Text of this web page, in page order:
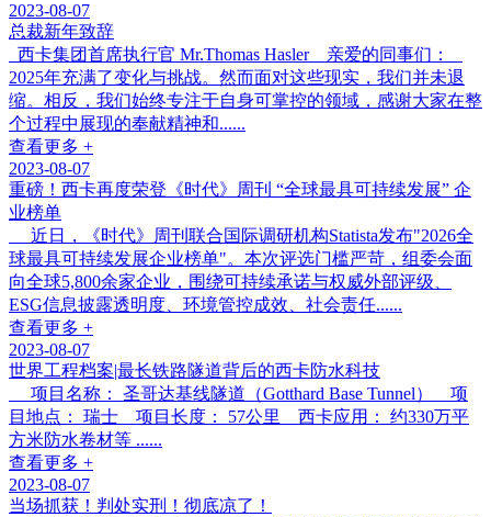
2023-08-07
总裁新年致辞
西卡集团首席执行官 Mr.Thomas Hasler 亲爱的同事们：
2025年充满了变化与挑战。然而面对这些现实，我们并未退
缩。相反，我们始终专注于自身可掌控的领域，感谢大家在整
个过程中展现的奉献精神和......
查看更多 +
2023-08-07
重磅！西卡再度荣登《时代》周刊 “全球最具可持续发展” 企
业榜单
近日，《时代》周刊联合国际调研机构Statista发布"2026全
球最具可持续发展企业榜单"。本次评选门槛严苛，组委会面
向全球5,800余家企业，围绕可持续承诺与权威外部评级、
ESG信息披露透明度、环境管控成效、社会责任......
查看更多 +
2023-08-07
世界工程档案|最长铁路隧道背后的西卡防水科技
项目名称： 圣哥达基线隧道（Gotthard Base Tunnel） 项
目地点： 瑞士 项目长度： 57公里 西卡应用： 约330万平
方米防水卷材等 ......
查看更多 +
2023-08-07
当场抓获！判处实刑！彻底凉了！